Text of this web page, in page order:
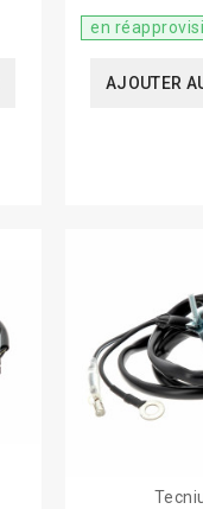
en
AJOUTER